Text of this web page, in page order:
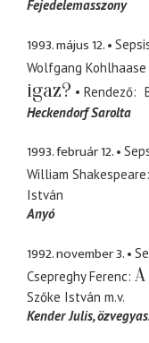
Fejedelemasszony
1993. május 12.
Wolfgang
igaz?
Rendező
Heckendorf Sarolta
1993. február 12.
William Shakespeare
István
Anyó
1992. november 3.
Csepreghy Ferenc
Szőke István m.v.
Kender Julis